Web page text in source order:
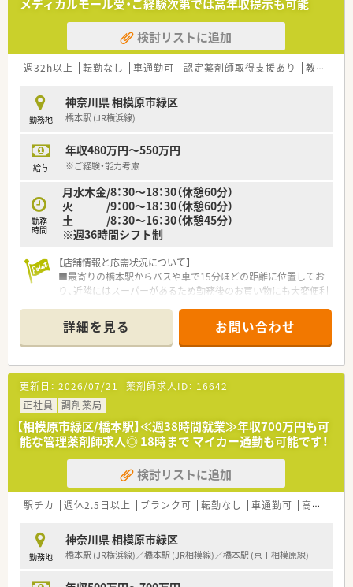
し合うことで、信頼関係を築ける環境を大切にしています。
■各エリアの特徴を熟知している現場の意見を尊重し、薬局運営
に反映させる風通しの良い運営方針を掲げている企業です。
【勤務実態について】
ら積極的に休みを取得できる風土がしっかりと根付いていま
す。
■無理な異動や会社都合による転居を伴う異動は原則としてな
■結婚などのライフイベントによる転居が発生した際にも、転居
先の店舗への異動を調整するなど柔軟な対応が期待できます。
メディカルモール受・ご経験次第では高年収提示も可能
検討リストに追加
週32h以上 転勤なし 車通勤可 認定薬剤師取得支援あり 教育制度あり
勤務地
神奈川県 相模原市緑区
橋本駅 (JR横浜線)
給与
年収480万円～550万円
※ご経験・能力考慮
勤務
時間
月水木金/8：30～18：30（休憩60分）
火 /9：00～18：30（休憩60分）
土 /8：30～16：30（休憩45分）
※週36時間シフト制
【店舗情報と応需状況について】
■最寄りの橋本駅からバスや車で15分ほどの距離に位置してお
り、近隣にはスーパーがあるため勤務後のお買い物にも大変便利
■応需科目は内科や小児科、心療内科、精神科、皮膚科と多岐に
わたり、1日平均70枚から80枚程度の処方箋を受け付けておりま
す。
■薬剤師は常時2名から3名、事務スタッフも2名体制で運営して
おり、人員を厚めに配置することで休みを取りやすい環境を整え
ています。
【法人特徴について】
■東京や神奈川、埼玉を中心に16店舗を展開しており、地域の
方々が気軽に相談できる身近なかかりつけ薬局を目指す成長企
業です。
■社長自らが薬剤師であるため、現場の状況や薬剤師特有の悩み
を深く汲み取り、業務に反映させてもらえる安心の経営体制で
す。
入しており、調剤過誤の防止と業務効率化を徹底して追求してお
ります。
詳細を見る お問い合わせ
更新日： 2026/07/21 薬剤師求人ID： 16642
正社員
調剤薬局
【相模原市緑区/橋本駅】≪週38時間就業≫年収700万円も可
能な管理薬剤師求人◎ 18時まで マイカー通勤も可能です！
検討リストに追加
駅チカ 週休2.5日以上 ブランク可 転勤なし 車通勤可 高給与(600万円以上)
勤務地
神奈川県 相模原市緑区
橋本駅 (JR横浜線)／橋本駅 (JR相模線)／橋本駅 (京王相模原線)